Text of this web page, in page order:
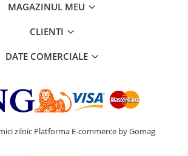
MAGAZINUL MEU
CLIENTI
DATE COMERCIALE
zilnic Platforma E-commerce by Gomag